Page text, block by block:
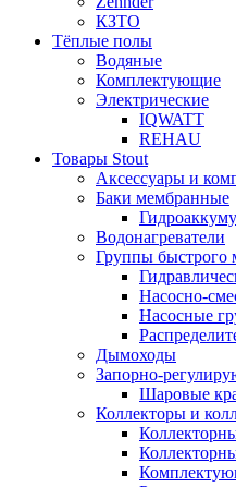
КЗТО
Тёплые полы
Водяные
Комплектующие
Электрические
IQWATT
REHAU
Товары Stout
Аксессуары и
Баки мембранные
Водонагреватели
Группы быстрого
Насосно-
Насосные
Дымоходы
Запорно-
Шаровые
Коллекторы и